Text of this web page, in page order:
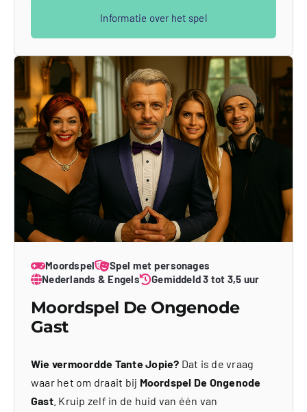
Informatie over het spel
Moordspel
Spel met personages
Nederlands & Engels
Gemiddeld 3 tot 3,5 uur
Moordspel De Ongenode
Gast
Wie vermoordde Tante Jopie? Dat is de vraag
waar het om draait bij Moordspel De Ongenode
Gast. Kruip zelf in de huid van één van